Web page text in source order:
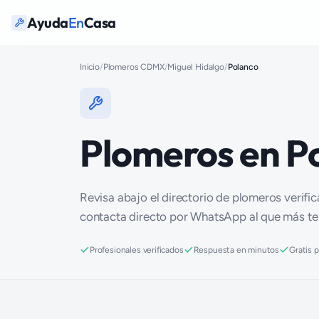
AyudaEnCasa
Inicio/Plomeros CDMX/Miguel Hidalgo/Polanco
Plomeros en
Revisa abajo el directorio de plomeros
contacta directo por WhatsApp al que más
Profesionales verificados Respuesta en minutos Gratis